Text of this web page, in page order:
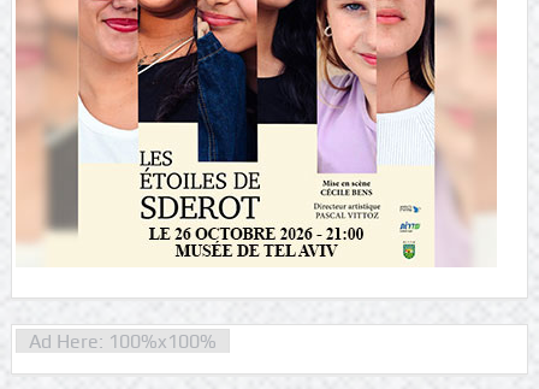
Ad Here: 100%x100%